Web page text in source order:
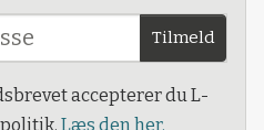
Tilmeld
accepterer du L-
Læs den her.